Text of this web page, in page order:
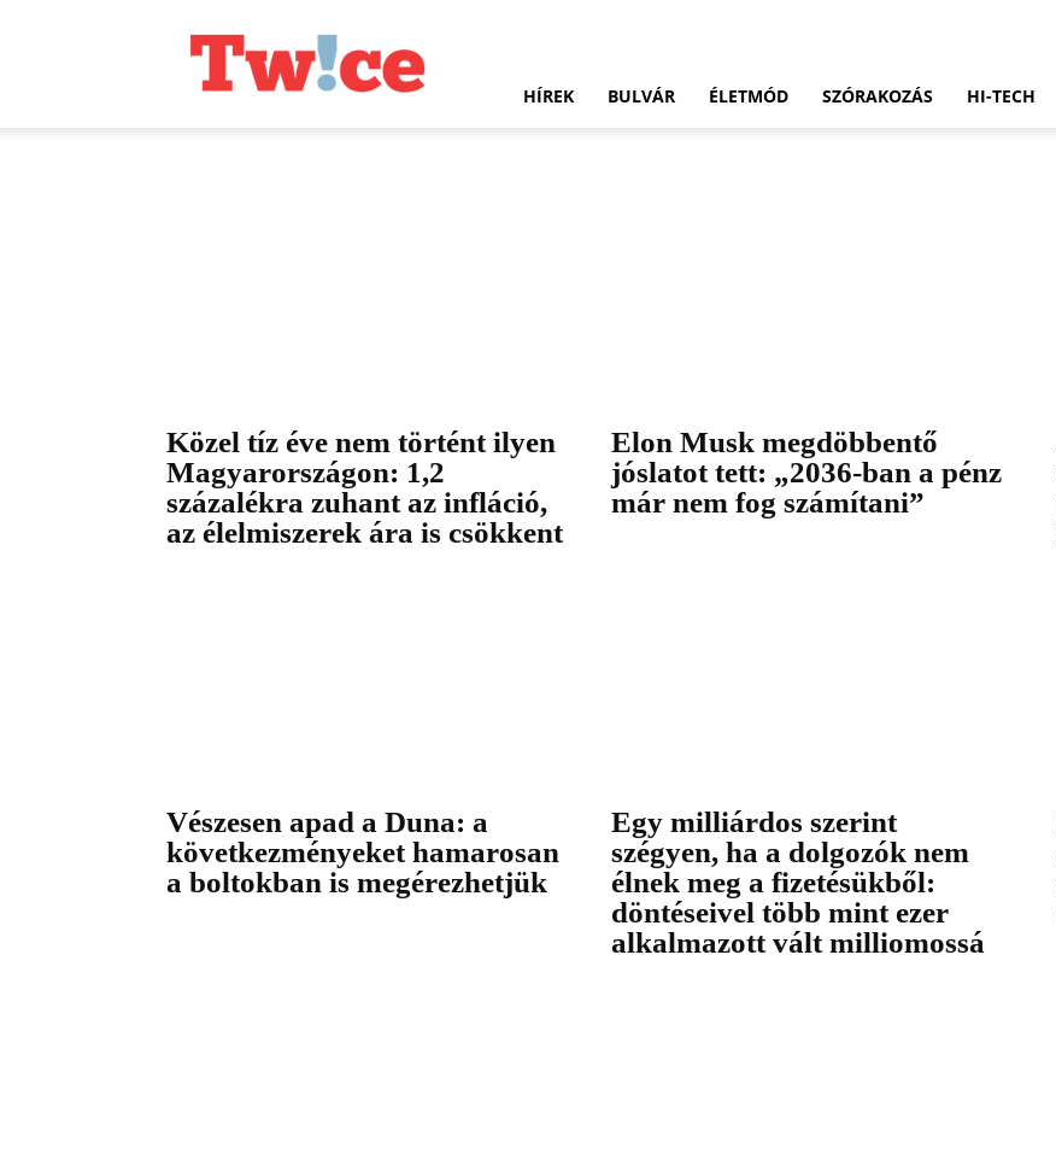
HÍREK BULVÁR ÉLETMÓD SZÓRAKOZÁS HI-TECH
Közel tíz éve nem történt ilyen
Magyarországon: 1,2
százalékra zuhant az infláció,
az élelmiszerek ára is csökkent
Elon Musk megdöbbentő
jóslatot tett: „2036-ban a pénz
már nem fog számítani”
Vészesen apad a Duna: a
következményeket hamarosan
a boltokban is megérezhetjük
Egy milliárdos szerint
szégyen, ha a dolgozók nem
élnek meg a fizetésükből:
döntéseivel több mint ezer
alkalmazott vált milliomossá